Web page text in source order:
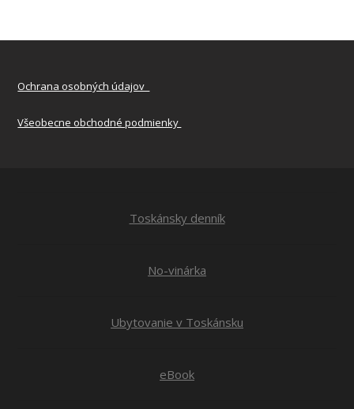
Ochrana osobných údajov
Všeobecne obchodné podmienky
Toskánsky denník
No-vinárka
Ubytovanie v Toskánsku
eBook